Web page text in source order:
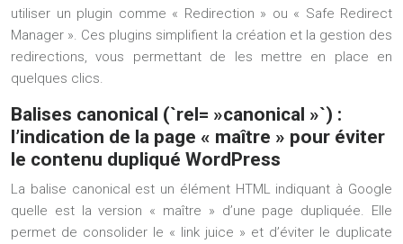
utiliser un plugin comme « Redirection » ou « Safe Redirect
Manager ». Ces plugins simplifient la création et la gestion des
redirections, vous permettant de les mettre en place en
quelques clics.
Balises canonical (`rel= »canonical »`) :
l’indication de la page « maître » pour éviter
le contenu dupliqué WordPress
La balise canonical est un élément HTML indiquant à Google
quelle est la version « maître » d’une page dupliquée. Elle
permet de consolider le « link juice » et d’éviter le duplicate